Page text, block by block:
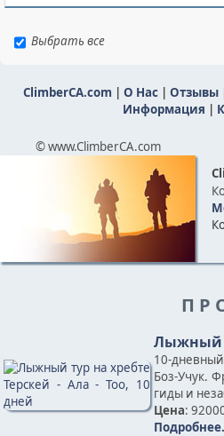
Выбрать все
ClimberCA.com | О Нас | Отзывы
Информация |
© www.ClimberCA.com
П Р
Лыжный
10-
Боз-Учук.
гиды и
Цена: